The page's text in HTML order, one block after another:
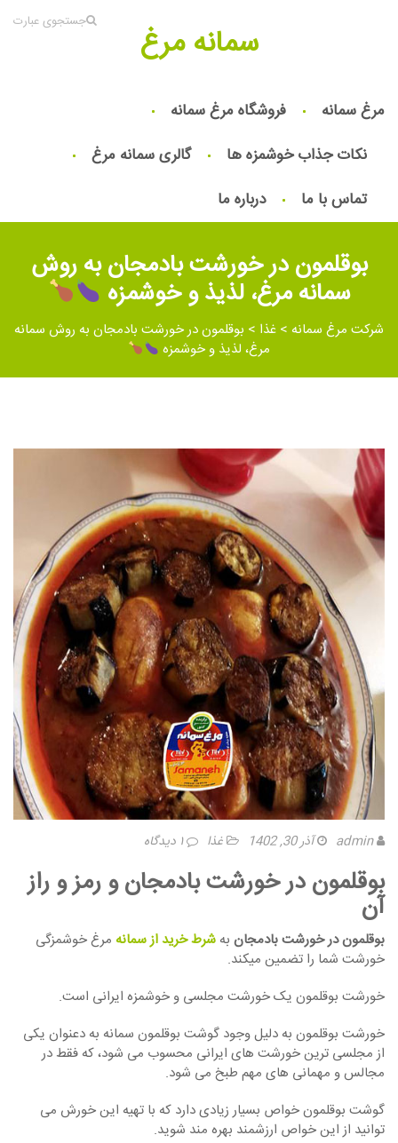
جستجوی عبارت سمانه مرغ
مرغ سمانه
فروشگاه مرغ سمانه
نکات جذاب خوشمزه ها
گالری سمانه مرغ
تماس با ما
درباره ما
بوقلمون در خورشت بادمجان به روش
سمانه مرغ، لذیذ و خوشمزه
شرکت مرغ سمانه > غذا > بوقلمون در خورشت بادمجان به روش سمانه
مرغ، لذیذ و خوشمزه
admin آذر 30, 1402 غذا ۱ دیدگاه
بوقلمون در خورشت بادمجانو رمز و راز
آن
بوقلمون در خورشت بادمجان به شرط خرید از سمانه مرغ خوشمزگی
خورشت شما را تضمین میکند.
خورشت بوقلمون یک خورشت مجلسی و خوشمزه ایرانی است.
خورشت بوقلمون به دلیل وجود گوشت بوقلمون سمانه به دعنوان یکی
از مجلسی ترین خورشت های ایرانی محسوب می شود، که فقط در
مجالس و مهمانی های مهم طبخ می شود.
گوشت بوقلمون خواص بسیار زیادی دارد که با تهیه این خورش می
توانید از این خواص ارزشمند بهره مند شوید.